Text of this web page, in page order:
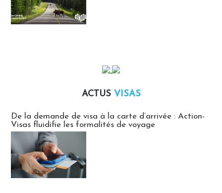
ACTUS VISAS
De la demande de visa à la carte d’arrivée : Action-
Visas fluidifie les formalités de voyage